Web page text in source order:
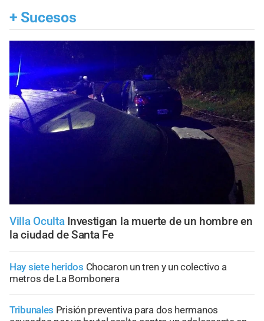
+ Sucesos
Villa Oculta Investigan la muerte de un hombre en
la ciudad de Santa Fe
Hay siete heridos Chocaron un tren y un colectivo a
metros de La Bombonera
Tribunales Prisión preventiva para dos hermanos